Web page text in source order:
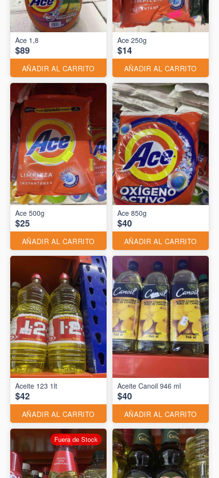
Ace 1,8
$89
AÑADIR AL CARRITO
Ace 250g
$14
AÑADIR AL CARRITO
Ace 500g
$25
AÑADIR AL CARRITO
Ace 850g
$40
AÑADIR AL CARRITO
Aceite 123 1lt
$42
AÑADIR AL CARRITO
Aceite Canoil 946 ml
$40
AÑADIR AL CARRITO
Fuera de Stock